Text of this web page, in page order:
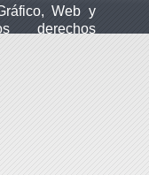
Web y
derechos